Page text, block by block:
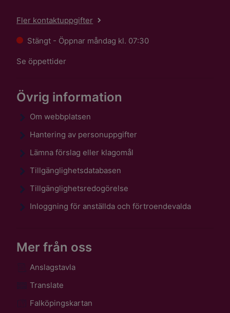
Fler kontaktuppgifter
Stängt - Öppnar måndag kl. 07:30
Se öppettider
Övrig information
Om webbplatsen
Hantering av personuppgifter
Lämna förslag eller klagomål
Tillgänglighetsdatabasen
Tillgänglighetsredogörelse
Inloggning för anställda och förtroendevalda
Mer från oss
Anslagstavla
Translate
Falköpingskartan